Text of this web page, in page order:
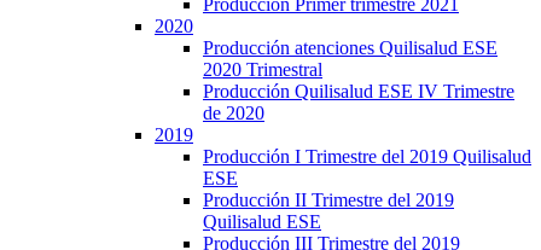
Producción Primer trimestre 2021
2020
Producción atenciones Quilisalud ESE
2020 Trimestral
Producción Quilisalud ESE IV Trimestre
de 2020
2019
Producción I Trimestre del 2019 Quilisalud
ESE
Producción II Trimestre del 2019
Quilisalud ESE
Producción III Trimestre del 2019